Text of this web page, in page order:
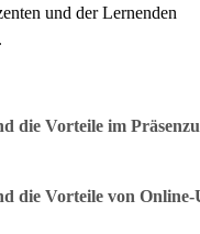
und der Lernenden
die Vorteile im
die Vorteile von